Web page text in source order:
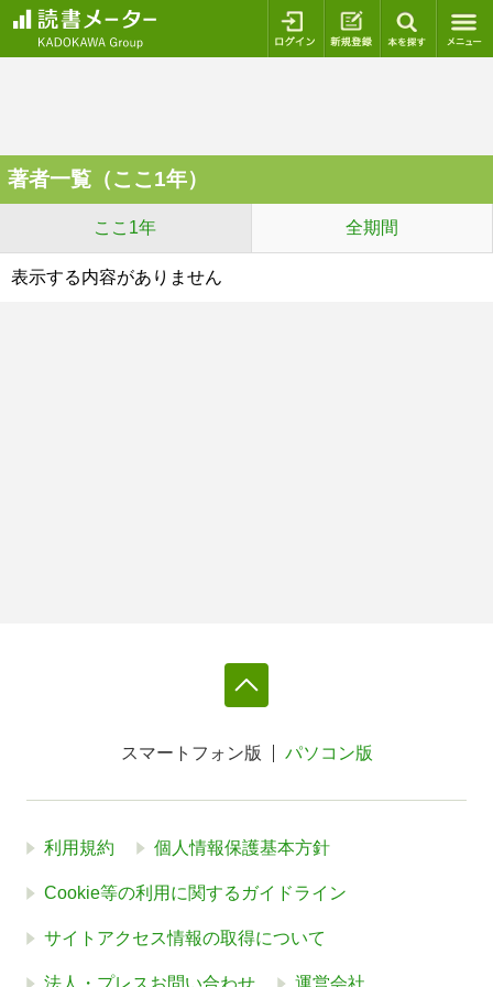
ログイン 新規登録
著者一覧（ここ1年）
ここ1年 全期間
表示する内容がありません
スマートフォン版 パソコン版
利用規約 個人情報保護基本方針
Cookie等の利用に関するガイドライン
サイトアクセス情報の取得について
法人・プレスお問い合わせ 運営会社